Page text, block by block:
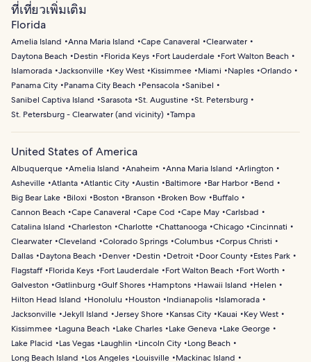
ที่เที่ยวเพิ่มเติม
Florida
Amelia Island Anna Maria Island Cape Canaveral
Clearwater
Daytona Beach
Destin Florida Keys Fort Lauderdale
Fort Walton Beach
Islamorada Jacksonville Key West Kissimmee Miami Naples Orlando
Panama City
Panama City Beach Pensacola Sanibel
Sanibel Captiva Island
Sarasota St. Augustine St. Petersburg
St. Petersburg - Clearwater (and vicinity) Tampa
United States of America
Albuquerque Amelia Island Anaheim Anna Maria Island
Arlington
Asheville Atlanta Atlantic City Austin Baltimore Bar Harbor
Bend
Big Bear Lake
Biloxi Boston Branson Broken Bow
Buffalo
Cannon Beach Cape Canaveral Cape Cod Cape May Carlsbad
Catalina Island
Charleston Charlotte Chattanooga Chicago Cincinnati
Clearwater Cleveland Colorado Springs Columbus Corpus Christi
Dallas
Daytona Beach Denver Destin Detroit Door County
Estes Park
Flagstaff
Florida Keys Fort Lauderdale Fort Walton Beach
Fort Worth
Galveston Gatlinburg Gulf Shores Hamptons Hawaii Island
Helen
Hilton Head Island
Honolulu Houston Indianapolis
Islamorada
Jacksonville Jekyll Island Jersey Shore Kansas City Kauai
Key West
Kissimmee
Laguna Beach Lake Charles Lake Geneva
Lake George
Lake Placid
Las Vegas Laughlin Lincoln City
Long Beach
Long Beach Island
Los Angeles Louisville
Mackinac Island